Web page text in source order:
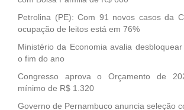
Petrolina (PE): Com 91 novos casos da
ocupação de leitos está em 76%
Ministério da Economia avalia
o fim do ano
Congresso aprova o Orçamento de
mínimo de R$ 1.320
Governo de Pernambuco anuncia seleção